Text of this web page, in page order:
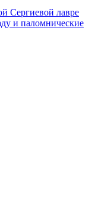
Сергиевой лавре
и паломнические